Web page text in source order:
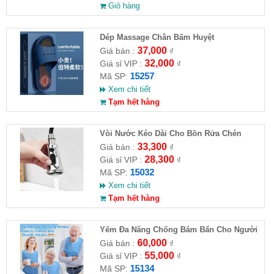
Giỏ hàng
Dép Massage Chân Bấm Huyệt
Giá bán : 37,000₫
Giá sỉ VIP : 32,000₫
Mã SP: 15257
Xem chi tiết
Tạm hết hàng
Vòi Nước Kéo Dài Cho Bồn Rửa Chén
Giá bán : 33,300₫
Giá sỉ VIP : 28,300₫
Mã SP: 15032
Xem chi tiết
Tạm hết hàng
Yếm Đa Năng Chống Bám Bẩn Cho Người
Cao Tuổi
Giá bán : 60,000₫
Giá sỉ VIP : 55,000₫
Mã SP: 15134